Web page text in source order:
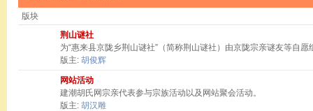
版块
荆山谜社
为“惠来县京陇乡荆山谜社”（简称荆山谜社）由京陇宗亲谜友等自
版主: 胡俊辉
网站活动
建潮胡氏网宗亲代表参与宗族活动以及网站聚会活动。
版主: 胡汉雕